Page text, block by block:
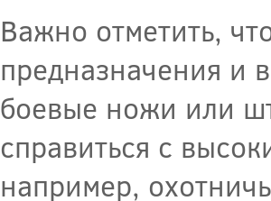
Важно отметить,
предназначения и
боевые ножи или
справиться с
например,